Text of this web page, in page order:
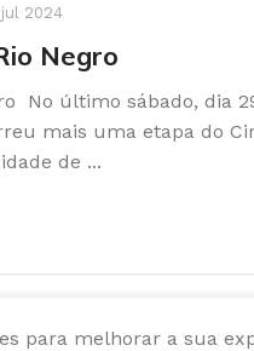
2024
Negro
No último sábado, dia
mais uma etapa do
de ...
para melhorar a sua